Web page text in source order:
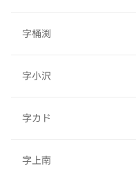
字桶渕
字小沢
字カド
字上南